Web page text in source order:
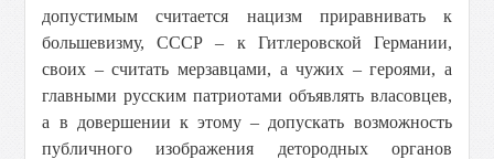
допустимым считается нацизм приравнивать к
большевизму, СССР – к Гитлеровской Германии,
своих – считать мерзавцами, а чужих – героями, а
главными русским патриотами объявлять власовцев,
а в довершении к этому – допускать возможность
публичного изображения детородных органов